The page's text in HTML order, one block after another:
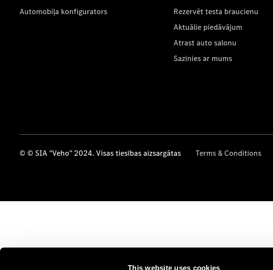
This website uses cookies
Automobiļa konfigurators
Rezervēt testa braucienu
Aktuālie piedāvājum
Atrast auto salonu
Sazinies ar mums
© © SIA "Veho" 2024. Visas tiesības aizsargātas Terms & Conditions